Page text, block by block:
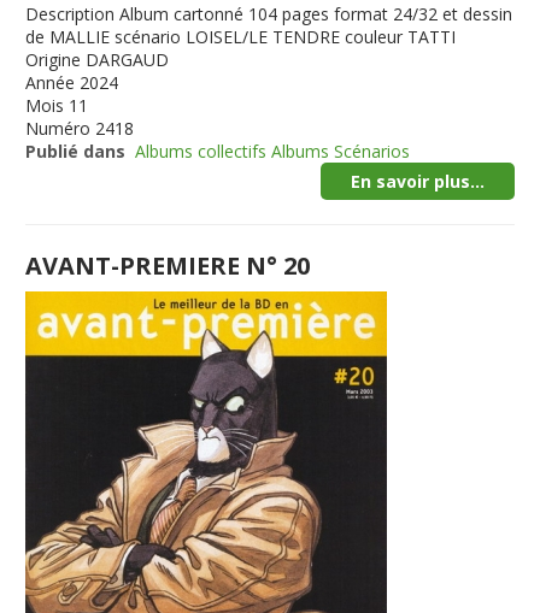
Description Album cartonné 104 pages format 24/32 et dessin
de MALLIE scénario LOISEL/LE TENDRE couleur TATTI
Origine DARGAUD
Année 2024
Mois 11
Numéro 2418
Publié dans Albums collectifs Albums Scénarios
En savoir plus...
AVANT-PREMIERE N° 20